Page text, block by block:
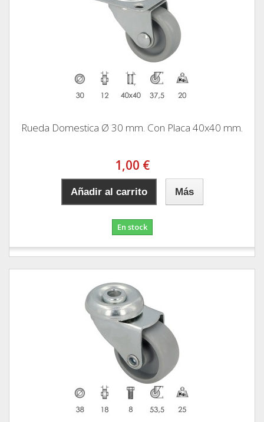
Rueda Domestica Ø 30 mm. Con Placa 40x40 mm.
1,00 €
Añadir al carrito Más
En stock